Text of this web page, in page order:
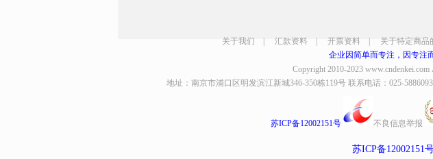
关于我们 汇款资料 开票资料 关于特定商品
企业因简单而专注，因专注
Copyright 2010-2023 www.cndenkei.com
地址：南京市浦口区明发滨江新城346-350栋119号 联系电话：025-
苏ICP备12002151号 不良信息举报
苏ICP备12002151